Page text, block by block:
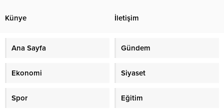
Künye İletişim
Ana Sayfa Gündem
Ekonomi Siyaset
Spor Eğitim